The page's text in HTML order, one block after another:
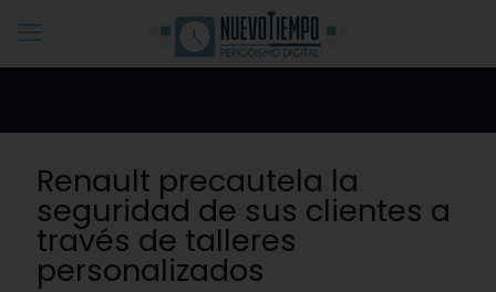
Renault precautela la
seguridad de sus clientes a
través de talleres
personalizados